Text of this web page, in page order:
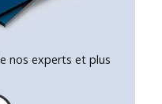
nos experts et plus